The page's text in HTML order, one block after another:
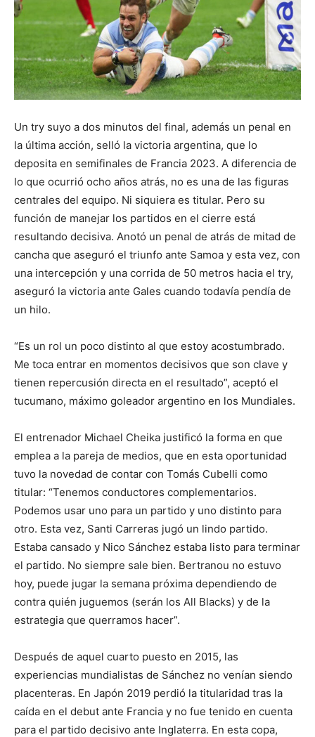
Un try suyo a dos minutos del final, además un penal en
la última acción, selló la victoria argentina, que lo
deposita en semifinales de Francia 2023. A diferencia de
lo que ocurrió ocho años atrás, no es una de las figuras
centrales del equipo. Ni siquiera es titular. Pero su
función de manejar los partidos en el cierre está
resultando decisiva. Anotó un penal de atrás de mitad de
cancha que aseguró el triunfo ante Samoa y esta vez, con
una intercepción y una corrida de 50 metros hacia el try,
aseguró la victoria ante Gales cuando todavía pendía de
un hilo.
“Es un rol un poco distinto al que estoy acostumbrado.
Me toca entrar en momentos decisivos que son clave y
tienen repercusión directa en el resultado”, aceptó el
tucumano, máximo goleador argentino en los Mundiales.
El entrenador Michael Cheika justificó la forma en que
emplea a la pareja de medios, que en esta oportunidad
tuvo la novedad de contar con Tomás Cubelli como
titular: “Tenemos conductores complementarios.
Podemos usar uno para un partido y uno distinto para
otro. Esta vez, Santi Carreras jugó un lindo partido.
Estaba cansado y Nico Sánchez estaba listo para terminar
el partido. No siempre sale bien. Bertranou no estuvo
hoy, puede jugar la semana próxima dependiendo de
contra quién juguemos (serán los All Blacks) y de la
estrategia que querramos hacer”.
Después de aquel cuarto puesto en 2015, las
experiencias mundialistas de Sánchez no venían siendo
placenteras. En Japón 2019 perdió la titularidad tras la
caída en el debut ante Francia y no fue tenido en cuenta
para el partido decisivo ante Inglaterra. En esta copa,